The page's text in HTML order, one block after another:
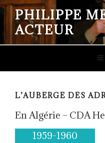
Aller
contenu
principal
PHILIPPE
ACTEUR
L’AUBERGE DES
En Algérie – CDA
1959-1960